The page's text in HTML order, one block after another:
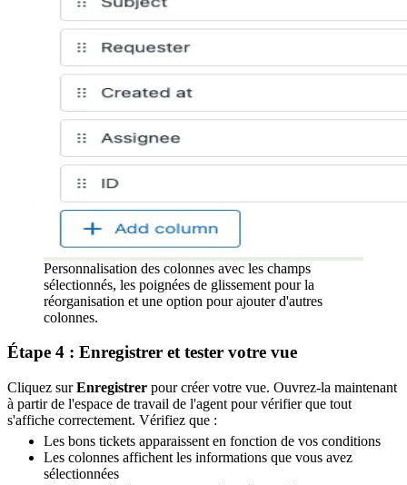
Personnalisation des colonnes avec les champs
sélectionnés, les poignées de glissement pour la
réorganisation et une option pour ajouter d'autres
colonnes.
Étape 4 : Enregistrer et tester votre vue
Cliquez surEnregistrer pour créer votre vue. Ouvrez-la maintenant
à partir de l'espace de travail de l'agent pour vérifier que tout
s'affiche correctement. Vérifiez que :
Les bons tickets apparaissent en fonction de vos conditions
Les colonnes affichent les informations que vous avez
sélectionnées